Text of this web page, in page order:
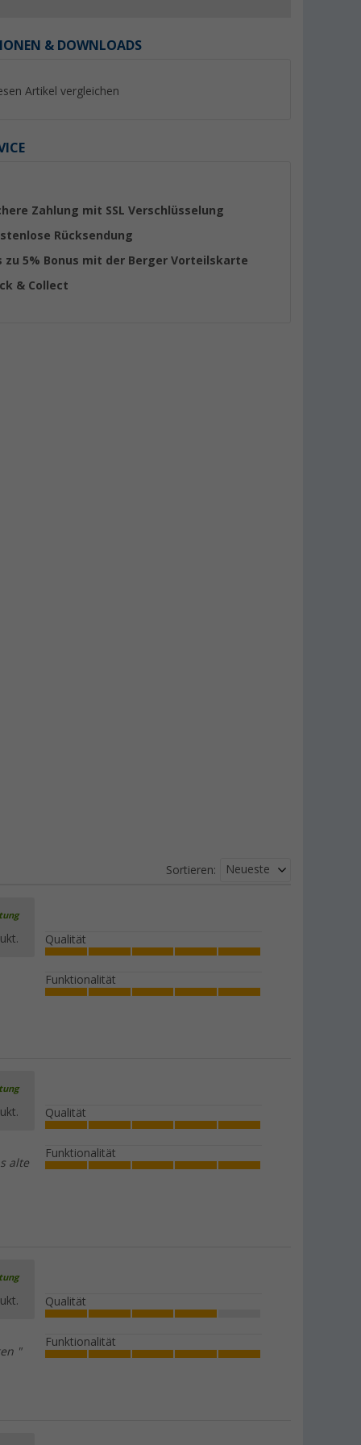
& DOWNLOADS
Artikel vergleichen
Zahlung mit SSL Verschlüsselung
Rücksendung
zu 5% Bonus mit der Berger Vorteilskarte
& Collect
100)
Berger Chenille-
(Über 100)
Sortieren: Neueste
Qualität
Funktionalität
alte
Qualität
Funktionalität
"
Qualität
Funktionalität